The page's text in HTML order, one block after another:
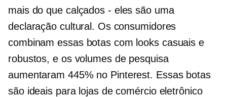
mais do que calçados - eles sãouma
declaração cultural. Os consumidores
combinam essas botas com looks casuais e
robustos, e os volumes de pesquisa
aumentaram 445% no Pinterest. Essas botas
são ideais para lojas de comércio eletrônico